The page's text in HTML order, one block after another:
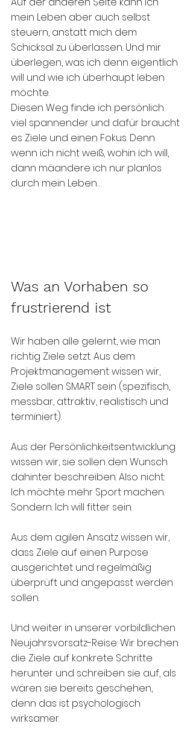
mein Leben aber auch selbst
steuern, anstatt mich dem
Schicksal zu überlassen. Und mir
überlegen, was ich denn eigentlich
will und wie ich überhaupt leben
möchte.
Diesen Weg finde ich persönlich
viel spannender und dafür braucht
es Ziele und einen Fokus. Denn
wenn ich nicht weiß, wohin ich will,
dann mäandere ich nur planlos
durch mein Leben…
Was an Vorhaben so
frustrierend ist
Wir haben alle gelernt, wie man
richtig Ziele setzt. Aus dem
Projektmanagement wissen wir,
Ziele sollen SMART sein (spezifisch,
messbar, attraktiv, realistisch und
terminiert).
Aus der Persönlichkeitsentwicklung
wissen wir, sie sollen den Wunsch
dahinter beschreiben. Also nicht:
Ich möchte mehr Sport machen.
Sondern: Ich will fitter sein.
Aus dem agilen Ansatz wissen wir,
dass Ziele auf einen Purpose
ausgerichtet und regelmäßig
überprüft und angepasst werden
sollen.
Und weiter in unserer vorbildlichen
Neujahrsvorsatz-Reise: Wir brechen
die Ziele auf konkrete Schritte
herunter und schreiben sie auf, als
wären sie bereits geschehen,
denn das ist psychologisch
wirksamer.